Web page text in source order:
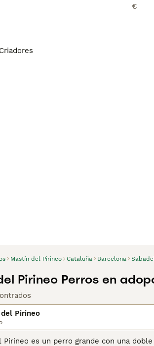
€
Mastín del Pirineo Cataluña Barcelona
Pirineo Perros en
Pirineo
Pirineo es un perro grande con una